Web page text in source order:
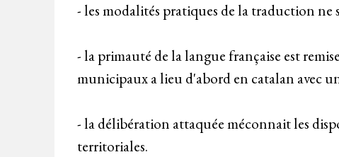
- les modalités pratiques de la traduction ne
- la primauté de la langue française est
municipaux a lieu d'abord en catalan avec
- la délibération attaquée méconnait les
territoriales.